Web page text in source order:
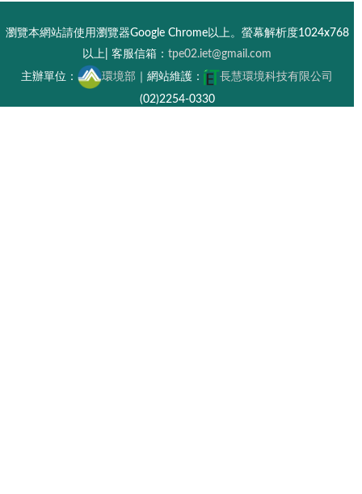
瀏覽本網站請使用瀏覽器Google Chrome以上。螢幕解析度1024x768
以上| 客服信箱： tpe02.iet@gmail.com
主辦單位：
環境部 ｜網站維護： 長慧環境科技有限公司
(02)2254-0330